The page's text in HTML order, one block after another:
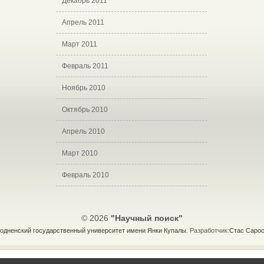
Апрель 2011
Март 2011
Февраль 2011
Ноябрь 2010
Октябрь 2010
Апрель 2010
Март 2010
Февраль 2010
© 2026 "Научный поиск"
государственный университет имени Янки Купалы. Разработчик:Стас